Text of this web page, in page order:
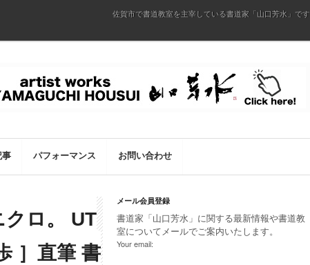
佐賀市で書道教室を主宰している書道家「山口芳水」です
事 パフォーマンス お問い合わせ
クロ。 UT
］直筆 書
メール会員登録
書道家「山口芳水」に関する最新情報や書道教
室についてメールでご案内いたします。
Your email: